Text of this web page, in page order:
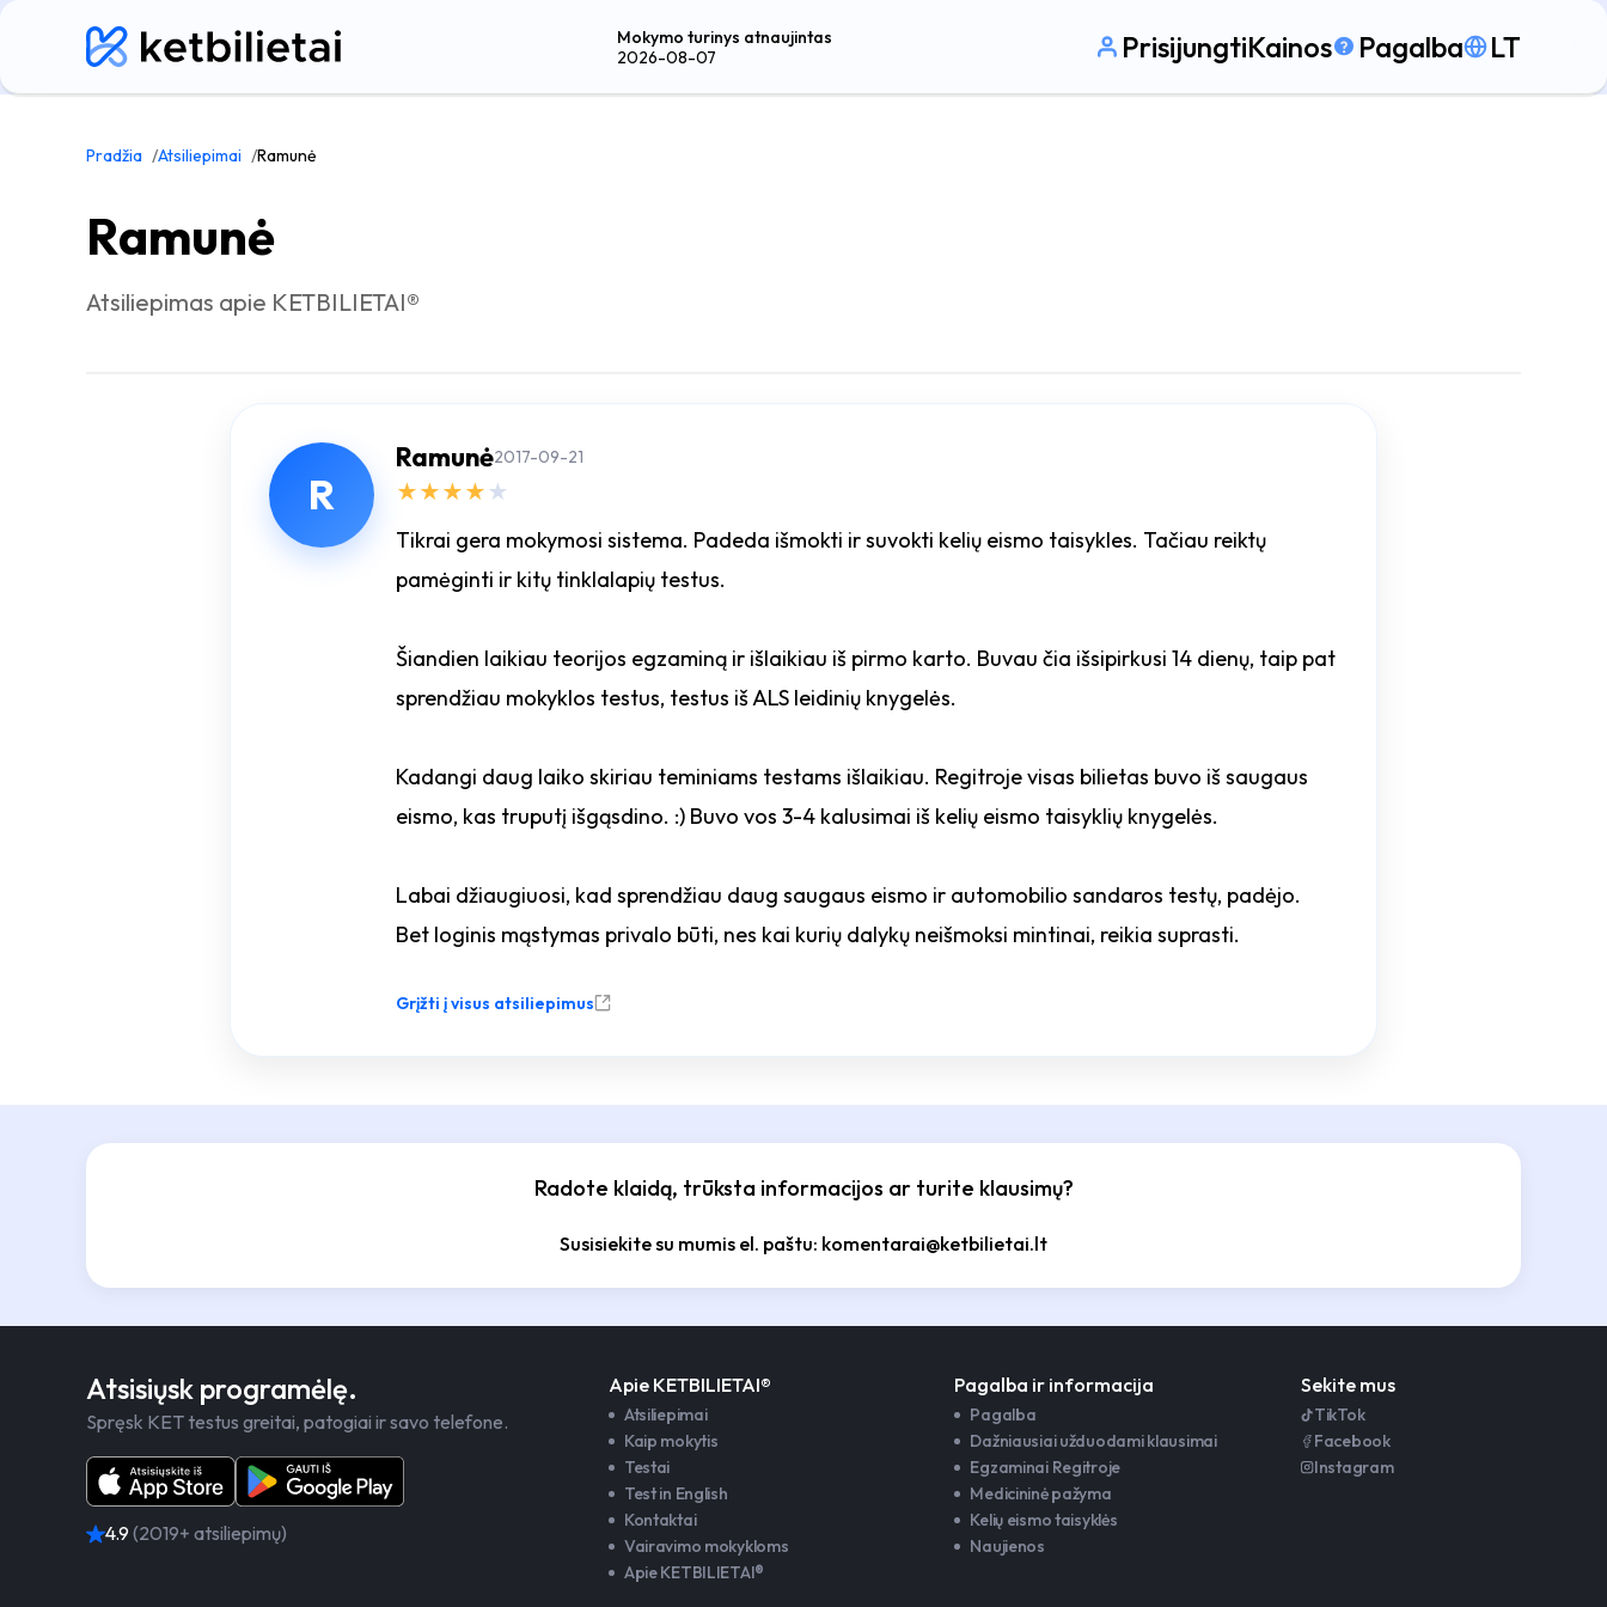
Mokymo turinys atnaujintas
2026-08-07
PrisijungtiKainos Pagalba LT
Pradžia Atsiliepimai Ramunė
Ramunė
Atsiliepimas apie KETBILIETAI®
R
Ramunė2017-09-21
★★★★★
Tikrai gera mokymosi sistema. Padeda išmokti ir suvokti kelių eismo taisykles. Tačiau reiktų
pamėginti ir kitų tinklalapių testus.
Šiandien laikiau teorijos egzaminą ir išlaikiau iš pirmo karto. Buvau čia išsipirkusi 14 dienų, taip pat
sprendžiau mokyklos testus, testus iš ALS leidinių knygelės.
Kadangi daug laiko skiriau teminiams testams išlaikiau. Regitroje visas bilietas buvo iš saugaus
eismo, kas truputį išgąsdino. :) Buvo vos 3-4 kalusimai iš kelių eismo taisyklių knygelės.
Labai džiaugiuosi, kad sprendžiau daug saugaus eismo ir automobilio sandaros testų, padėjo.
Bet loginis mąstymas privalo būti, nes kai kurių dalykų neišmoksi mintinai, reikia suprasti.
Grįžti į visus atsiliepimus
Radote klaidą, trūksta informacijos ar turite klausimų?
Susisiekite su mumis el. paštu: komentarai@ketbilietai.lt
Atsisiųsk programėlę.
Spręsk KET testus greitai, patogiai ir savo telefone.
4.9 (2019+ atsiliepimų)
Apie KETBILIETAI®
Atsiliepimai
Kaip mokytis
Testai
Test in English
Kontaktai
Vairavimo mokykloms
Apie KETBILIETAI®
Pagalba ir informacija
Pagalba
Dažniausiai užduodami klausimai
Egzaminai Regitroje
Medicininė pažyma
Kelių eismo taisyklės
Naujienos
Sekite mus
TikTok
Facebook
Instagram